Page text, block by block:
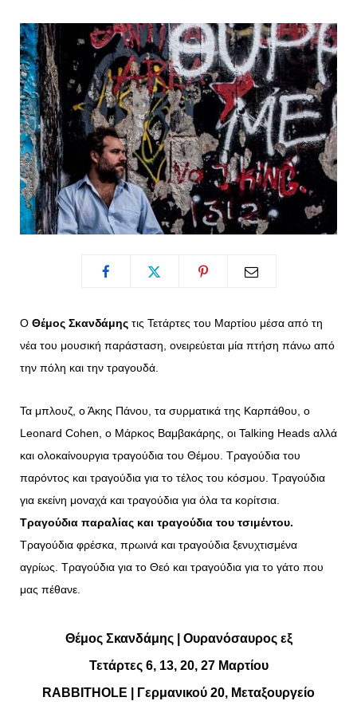
o
k
t
e
r
)
r
a
m
e
s
Ο Θέμος Σκανδάμης τις Τετάρτες του Μαρτίου μέσα από τη
νέα του μουσική παράσταση, ονειρεύεται μία πτήση πάνω από
την πόλη και την τραγουδά.
Τα μπλουζ, ο Άκης Πάνου, τα συρματικά της Καρπάθου, ο
Leonard Cohen, ο Μάρκος Βαμβακάρης, οι Talking Heads αλλά
και ολοκαίνουργια τραγούδια του Θέμου. Τραγούδια του
παρόντος και τραγούδια για το τέλος του κόσμου. Τραγούδια
για εκείνη μοναχά και τραγούδια για όλα τα κορίτσια.
Τραγούδια παραλίας και τραγούδια του τσιμέντου.
Τραγούδια φρέσκα, πρωινά και τραγούδια ξενυχτισμένα
αγρίως. Τραγούδια για το Θεό και τραγούδια για το γάτο που
μας πέθανε.
Θέμος Σκανδάμης | Ουρανόσαυρος εξ
Τετάρτες 6, 13, 20, 27 Μαρτίου
RABBITHOLE | Γερμανικού 20, Μεταξουργείο